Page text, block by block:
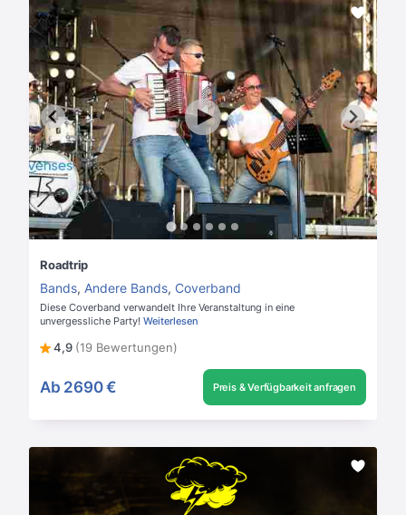
Roadtrip
Bands, Andere Bands, Coverband
Diese Coverband verwandelt Ihre Veranstaltung in eine
unvergessliche Party! Weiterlesen
4,9 (19 Bewertungen)
Ab 2690 € Preis & Verfügbarkeit anfragen